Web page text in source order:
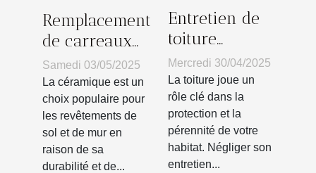
Remplacement
de carreaux
de céramique
endommagés
guide
pratique pour
débutants
Samedi 03/05/2025
La céramique est un
choix populaire pour
les revêtements de
sol et de mur en
raison de sa
durabilité et de...
Entretien de
toiture
préventif
stratégies
pour éviter
les
réparations
onéreuses
Mercredi 30/04/2025
La toiture joue un
rôle clé dans la
protection et la
pérennité de votre
habitat. Négliger son
entretien...